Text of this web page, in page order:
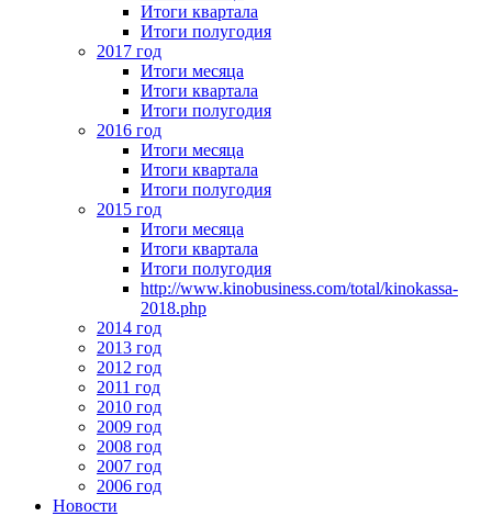
Итоги квартала
Итоги полугодия
2017 год
Итоги месяца
Итоги квартала
Итоги полугодия
2016 год
Итоги месяца
Итоги квартала
Итоги полугодия
2015 год
Итоги месяца
Итоги квартала
Итоги полугодия
http://www.kinobusiness.com/total/kinokassa-
2018.php
2014 год
2013 год
2012 год
2011 год
2010 год
2009 год
2008 год
2007 год
2006 год
Новости